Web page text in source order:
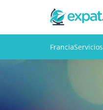
FranciaServicios